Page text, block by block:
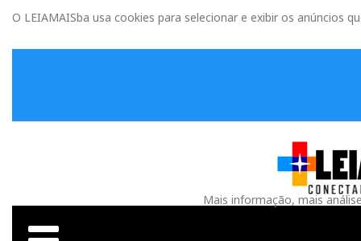
O LEIAMAISba usa cookies para selecionar e exibir os anúncios
Mais informação, mais